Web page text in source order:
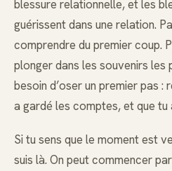
blessure relationnelle, et les
guérissent dans une relation.
comprendre du premier coup.
plonger dans les souvenirs les
besoin d’oser un premier pas
a gardé les comptes, et que tu
Si tu sens que le moment est
suis là. On peut commencer